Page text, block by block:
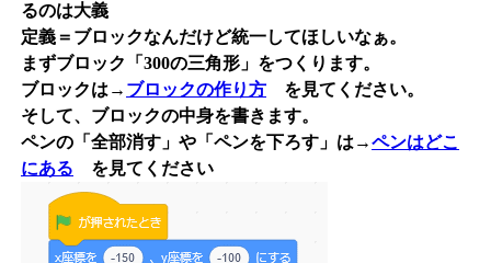
るのは大義
定義＝ブロックなんだけど統一してほしいなぁ。
まずブロック「300の三角形」をつくります。
ブロックは→ ブロックの作り方 を見てください。
そして、ブロックの中身を書きます。
ペンの「全部消す」や「ペンを下ろす」は→ペンはどこ
にある を見てください